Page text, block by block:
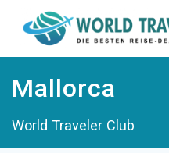
Inhalt
springen
Mallorca
World Traveler Club